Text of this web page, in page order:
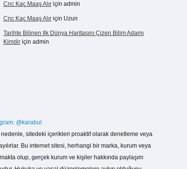
Cnc Kaç Maaş Alıriçin admin
Cnc Kaç Maaş Alıriçin Uzun
Tarihte Bilinen Ilk Dünya Haritasını Çizen Bilim Adamı
Kimdiriçin admin
@karabul
nedenle, sitedeki içerikleri proaktif olarak denetleme veya
Bu internet sitesi, herhangi bir marka, kurum veya
olup, gerçek kurum ve kişiler hakkında paylaşım